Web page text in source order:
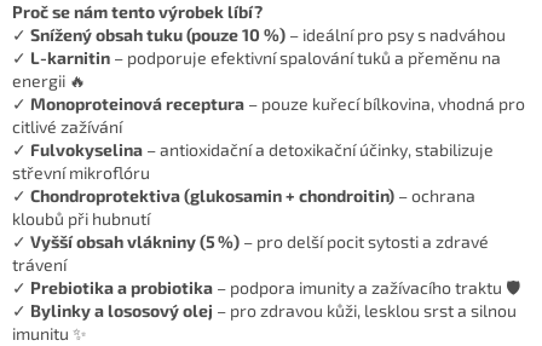
Proč se nám tento výrobek líbí?
✓ Snížený obsah tuku (pouze 10 %) – ideální pro psy s nadváhou
✓ L-karnitin – podporuje efektivní spalování tuků a přeměnu na
energii 🔥
✓ Monoproteinová receptura – pouze kuřecí bílkovina, vhodná pro
citlivé zažívání
✓ Fulvokyselina – antioxidační a detoxikační účinky, stabilizuje
střevní mikroflóru
✓ Chondroprotektiva (glukosamin + chondroitin) – ochrana
kloubů při hubnutí
✓ Vyšší obsah vlákniny (5 %) – pro delší pocit sytosti a zdravé
trávení
✓ Prebiotika a probiotika – podpora imunity a zažívacího traktu 🛡️
✓ Bylinky a lososový olej – pro zdravou kůži, lesklou srst a silnou
imunitu ✨